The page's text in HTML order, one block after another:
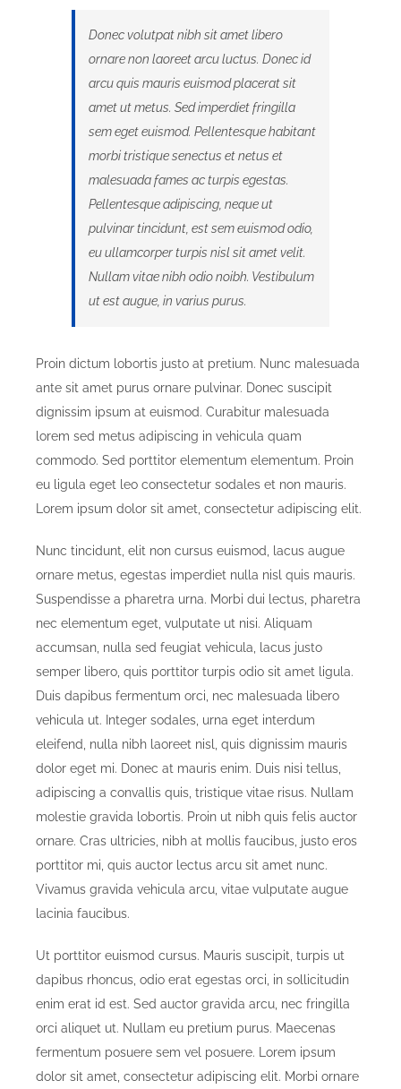
Donec volutpat nibh sit amet libero
ornare non laoreet arcu luctus. Donec id
arcu quis mauris euismod placerat sit
amet ut metus. Sed imperdiet fringilla
sem eget euismod. Pellentesque habitant
morbi tristique senectus et netus et
malesuada fames ac turpis egestas.
Pellentesque adipiscing, neque ut
pulvinar tincidunt, est sem euismod odio,
eu ullamcorper turpis nisl sit amet velit.
Nullam vitae nibh odio noibh. Vestibulum
ut est augue, in varius purus.
Proin dictum lobortis justo at pretium. Nunc malesuada
ante sit amet purus ornare pulvinar. Donec suscipit
dignissim ipsum at euismod. Curabitur malesuada
lorem sed metus adipiscing in vehicula quam
commodo. Sed porttitor elementum elementum. Proin
eu ligula eget leo consectetur sodales et non mauris.
Lorem ipsum dolor sit amet, consectetur adipiscing elit.
Nunc tincidunt, elit non cursus euismod, lacus augue
ornare metus, egestas imperdiet nulla nisl quis mauris.
Suspendisse a pharetra urna. Morbi dui lectus, pharetra
nec elementum eget, vulputate ut nisi. Aliquam
accumsan, nulla sed feugiat vehicula, lacus justo
semper libero, quis porttitor turpis odio sit amet ligula.
Duis dapibus fermentum orci, nec malesuada libero
vehicula ut. Integer sodales, urna eget interdum
eleifend, nulla nibh laoreet nisl, quis dignissim mauris
dolor eget mi. Donec at mauris enim. Duis nisi tellus,
adipiscing a convallis quis, tristique vitae risus. Nullam
molestie gravida lobortis. Proin ut nibh quis felis auctor
ornare. Cras ultricies, nibh at mollis faucibus, justo eros
porttitor mi, quis auctor lectus arcu sit amet nunc.
Vivamus gravida vehicula arcu, vitae vulputate augue
lacinia faucibus.
Ut porttitor euismod cursus. Mauris suscipit, turpis ut
dapibus rhoncus, odio erat egestas orci, in sollicitudin
enim erat id est. Sed auctor gravida arcu, nec fringilla
orci aliquet ut. Nullam eu pretium purus. Maecenas
fermentum posuere sem vel posuere. Lorem ipsum
dolor sit amet, consectetur adipiscing elit. Morbi ornare